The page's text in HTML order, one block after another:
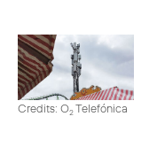
Credits: O2Telefónica